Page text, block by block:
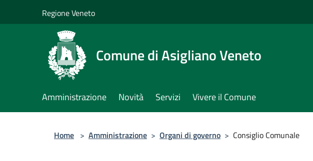
Regione Veneto
Comune di Asigliano Veneto
Amministrazione Novità Servizi Vivere il Comune
Home > Amministrazione > Organi di governo > Consiglio Comunale